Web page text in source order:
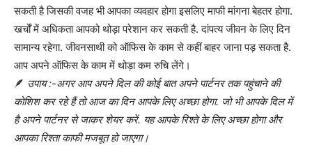
सकती है जिसकी वजह भी आपका व्यवहार होगा इसलिए माफी मांगना बेहतर होगा.
खर्चों में अधिकता आपको थोड़ा परेशान कर सकती है. दांपत्य जीवन के लिए दिन
सामान्य रहेगा. जीवनसाथी को ऑफिस के काम से कहीं बाहर जाना पड़ सकता है.
आप अपने ऑफिस के काम में थोड़ा कम रुचि लेंगे।
🪶 उपाय :-अगर आप अपने दिल की कोई बात अपने पार्टनर तक पहुंचाने की
कोशिश कर रहे हैं तो आज का दिन आपके लिए अच्छा होगा. जो भी आपके दिल में
है अपने पार्टनर से जाकर शेयर करें. यह आपके रिश्ते के लिए अच्छा होगा और
आपका रिश्ता काफी मजबूत हो जाएगा।